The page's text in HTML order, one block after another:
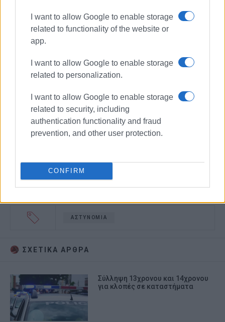
I want to allow Google to enable storage
related to functionality of the website or
app.
I want to allow Google to enable storage
related to personalization.
I want to allow Google to enable storage
related to security, including
authentication functionality and fraud
prevention, and other user protection.
CONFIRM
ΑΣΤΥΝΟΜΙΑ
ΣΧΕΤΙΚA AΡΘΡΑ
Σύλληψη 13χρονου και 14χρονου
για κλοπές σε καταστήματα